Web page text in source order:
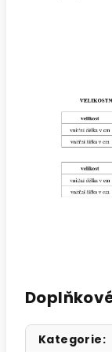
Kategorie: